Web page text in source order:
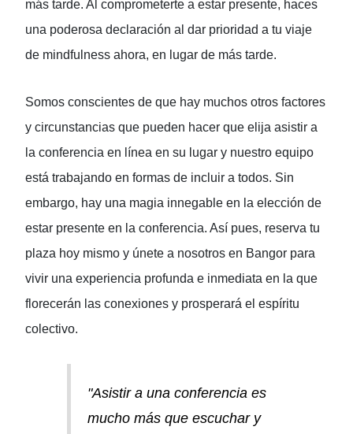
más tarde. Al comprometerte a estar presente, haces
una poderosa declaración al dar prioridad a tu viaje
de mindfulness ahora, en lugar de más tarde.
Somos conscientes de que hay muchos otros factores
y circunstancias que pueden hacer que elija asistir a
la conferencia en línea en su lugar y nuestro equipo
está trabajando en formas de incluir a todos. Sin
embargo, hay una magia innegable en la elección de
estar presente en la conferencia. Así pues, reserva tu
plaza hoy mismo y únete a nosotros en Bangor para
vivir una experiencia profunda e inmediata en la que
florecerán las conexiones y prosperará el espíritu
colectivo.
"Asistir a una conferencia es
mucho más que escuchar y